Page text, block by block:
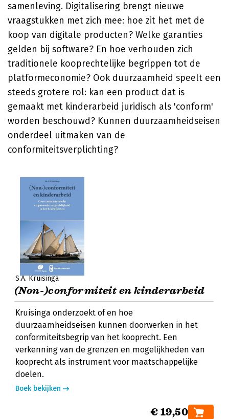
samenleving. Digitalisering brengt nieuwe
vraagstukken met zich mee: hoe zit het met de
koop van digitale producten? Welke garanties
gelden bij software? En hoe verhouden zich
traditionele kooprechtelijke begrippen tot de
platformeconomie? Ook duurzaamheid speelt een
steeds grotere rol: kan een product dat is
gemaakt met kinderarbeid juridisch als 'conform'
worden beschouwd? Kunnen duurzaamheidseisen
onderdeel uitmaken van de
conformiteitsverplichting?
S.A. Kruisinga
(Non-)conformiteit en kinderarbeid
Kruisinga onderzoekt of en hoe
duurzaamheidseisen kunnen doorwerken in het
conformiteitsbegrip van het kooprecht. Een
verkenning van de grenzen en mogelijkheden van
kooprecht als instrument voor maatschappelijke
doelen.
Boek bekijken
€ 19,50